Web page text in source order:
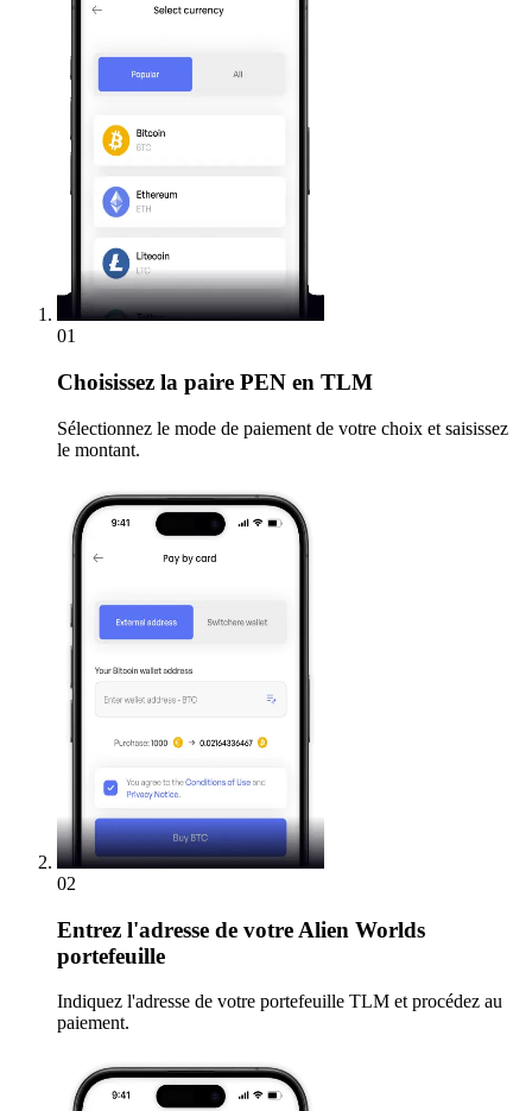
01
Choisissez la paire PEN en TLM
Sélectionnez le mode de paiement de votre choix et saisissez
le montant.
02
Entrez l'adresse de votre Alien Worlds
portefeuille
Indiquez l'adresse de votre portefeuille TLM et procédez au
paiement.